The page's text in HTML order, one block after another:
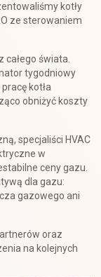
kotły
ze sterowaniem
świata.
tygodniowy
kotła
obniżyć koszty
specjaliści HVAC
w
ceny gazu.
dla gazu:
gazowego ani
oraz
na kolejnych